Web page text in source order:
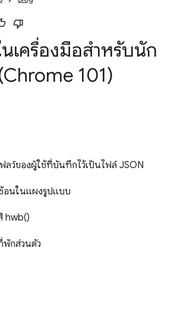
นเครื่องมือสำหรับนัก
101)
ลว์ของผู้ใช้ที่บันทึกไว้เป็นไฟล์ JSON
ซ้อนในแผงรูปแบบ
hwb()
พักส่วนตัว